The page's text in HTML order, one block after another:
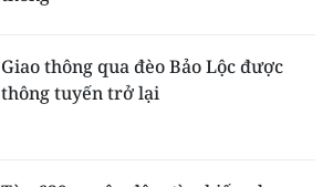
Giao thông qua đèo Bảo Lộc được
thông tuyến trở lại